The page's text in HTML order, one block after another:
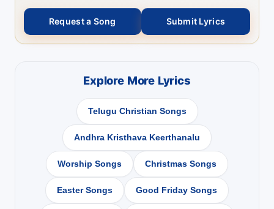
Request a Song Submit Lyrics
Explore More Lyrics
Telugu Christian Songs
Andhra Kristhava Keerthanalu
Worship Songs Christmas Songs
Easter Songs Good Friday Songs